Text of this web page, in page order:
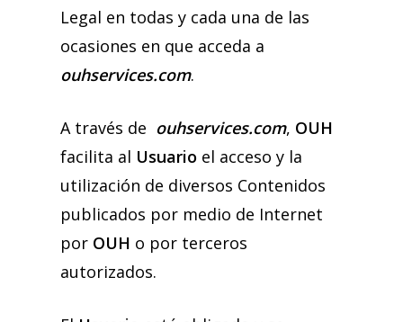
Legal en todas y cada una de las
ocasiones en que acceda a
ouhservices.com.
A través de ouhservices.com, OUH
facilita al Usuario el acceso y la
utilización de diversos Contenidos
publicados por medio de Internet
por OUH o por terceros
autorizados.